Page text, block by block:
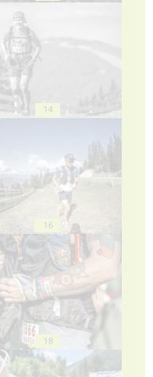
14
16
18